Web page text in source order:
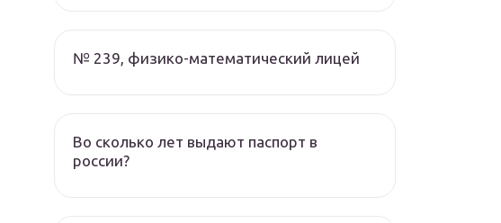
№ 239, физико-математический лицей
Во сколько лет выдают паспорт в
россии?